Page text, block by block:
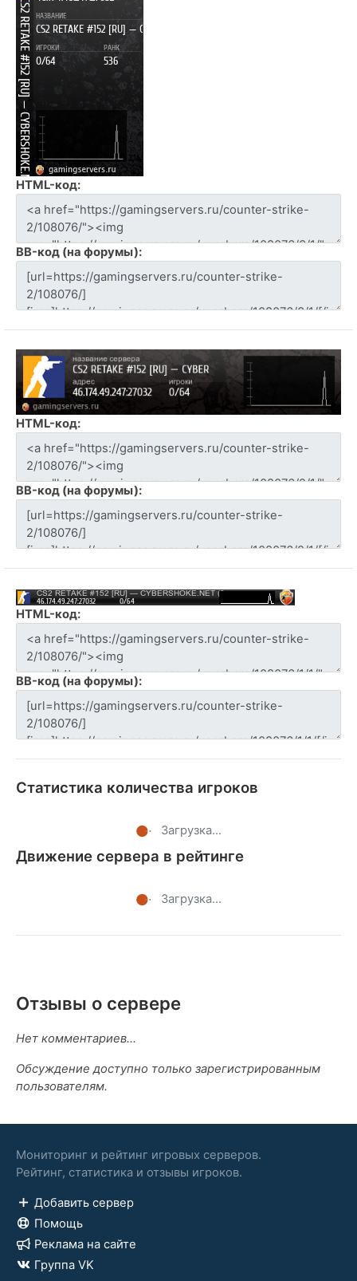
HTML-код:
BB-код (на форумы):
HTML-код:
BB-код (на форумы):
HTML-код:
BB-код (на форумы):
Статистика количества игроков
Загрузка...
Движение сервера в рейтинге
Загрузка...
Отзывы о сервере
Нет комментариев...
Обсуждение доступно только зарегистрированным
пользователям.
Мониторинг и рейтинг игровых серверов.
Рейтинг, статистика и отзывы игроков.
Добавить сервер
Помощь
Реклама на сайте
Группа VK